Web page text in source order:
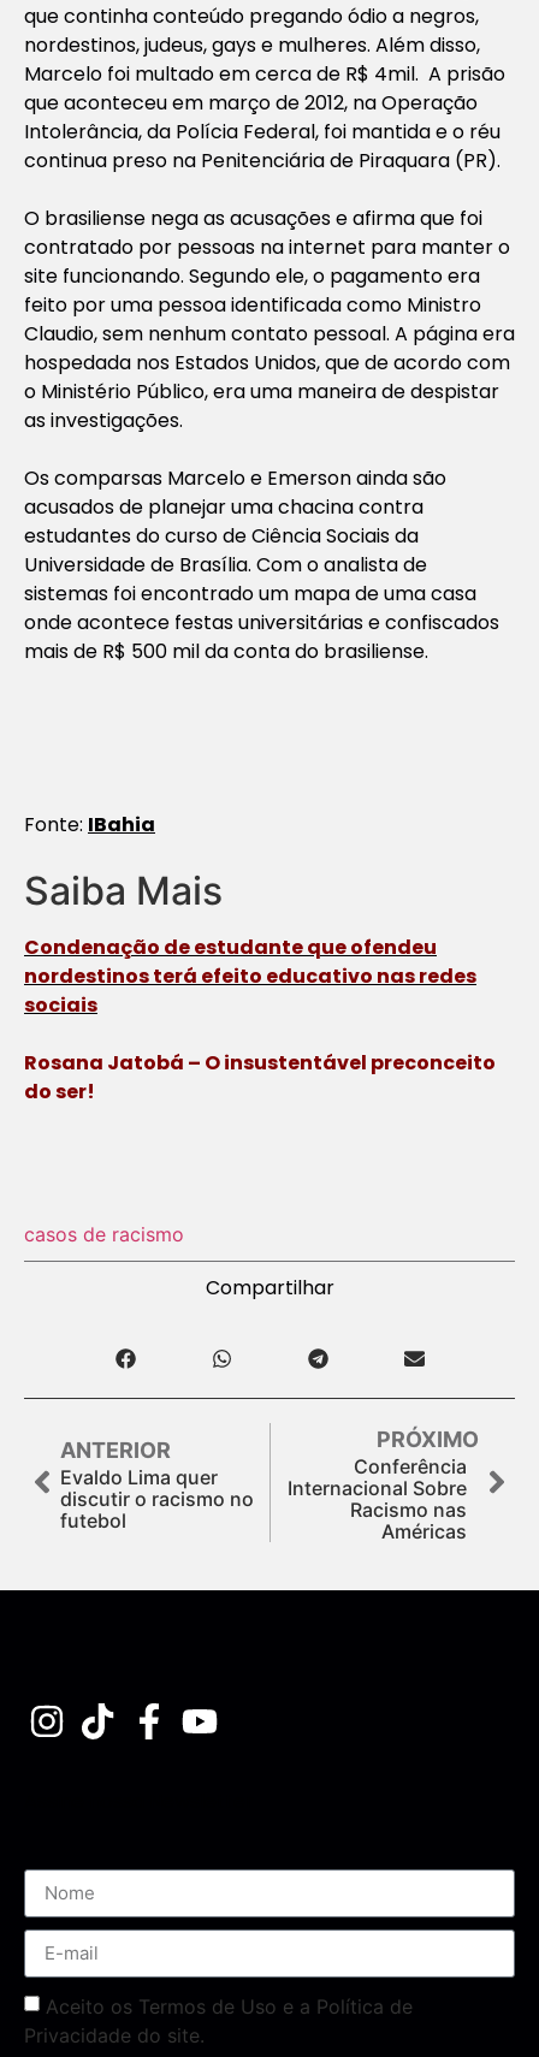
que continha conteúdo pregando ódio a negros,
nordestinos, judeus, gays e mulheres. Além disso,
Marcelo foi multado em cerca de R$ 4mil. A prisão
que aconteceu em março de 2012, na Operação
Intolerância, da Polícia Federal, foi mantida e o réu
continua preso na Penitenciária de Piraquara (PR).
O brasiliense nega as acusações e afirma que foi
contratado por pessoas na internet para manter o
site funcionando. Segundo ele, o pagamento era
feito por uma pessoa identificada como Ministro
Claudio, sem nenhum contato pessoal. A página era
hospedada nos Estados Unidos, que de acordo com
o Ministério Público, era uma maneira de despistar
as investigações.
Os comparsas Marcelo e Emerson ainda são
acusados de planejar uma chacina contra
estudantes do curso de Ciência Sociais da
Universidade de Brasília. Com o analista de
sistemas foi encontrado um mapa de uma casa
onde acontece festas universitárias e confiscados
mais de R$ 500 mil da conta do brasiliense.
Fonte: IBahia
Saiba Mais
Condenação de estudante que ofendeu
nordestinos terá efeito educativo nas redes
sociais
Rosana Jatobá – O insustentável preconceito
do ser!
casos de racismo
Compartilhar
ANTERIOR
Evaldo Lima quer
discutir o racismo no
futebol
PRÓXIMO
Conferência
Internacional Sobre
Racismo nas
Américas
Aceito os Termos de Uso e a Política de
Privacidade do site.